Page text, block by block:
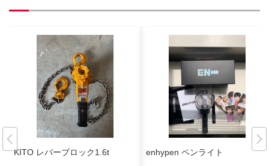
KITO レバーブロック1.6t enhypen ペンライト